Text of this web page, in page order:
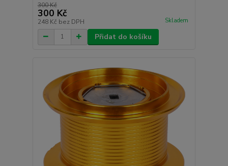
300 Kč
300 Kč
248 Kč bez DPH Skladem
Přidat do košíku